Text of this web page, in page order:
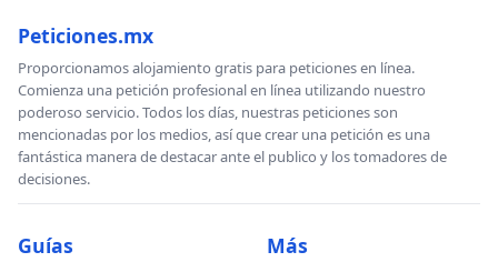
Peticiones.mx
Proporcionamos alojamiento gratis para peticiones en línea.
Comienza una petición profesional en línea utilizando nuestro
poderoso servicio. Todos los días, nuestras peticiones son
mencionadas por los medios, así que crear una petición es una
fantástica manera de destacar ante el publico y los tomadores de
decisiones.
Guías Más